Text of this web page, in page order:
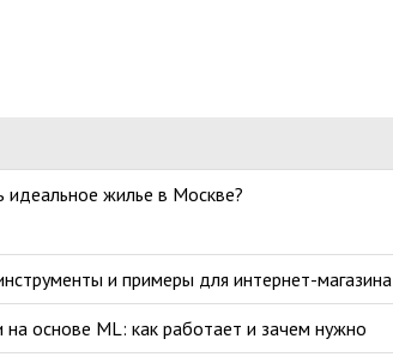
идеальное жилье в Москве?
и примеры для интернет-магазина
основе ML: как работает и зачем нужно